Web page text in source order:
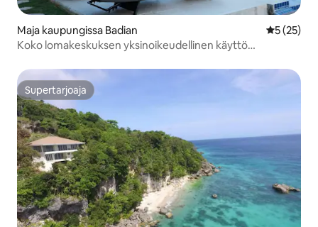
Maja kaupungissa Badian
5 (25)
Koko lomakeskuksen yksinoikeudellinen käyttö
Supertarjoaja
Supertarjoaja